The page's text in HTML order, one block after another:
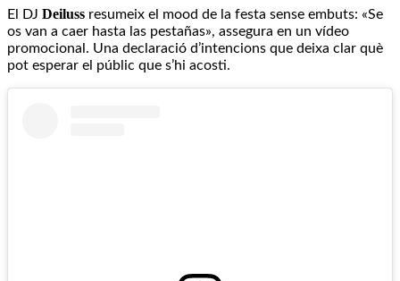
El DJ Deiluss resumeix el mood de la festa sense embuts: «Se
os van a caer hasta las pestañas», assegura en un vídeo
promocional. Una declaració d’intencions que deixa clar què
pot esperar el públic que s’hi acosti.